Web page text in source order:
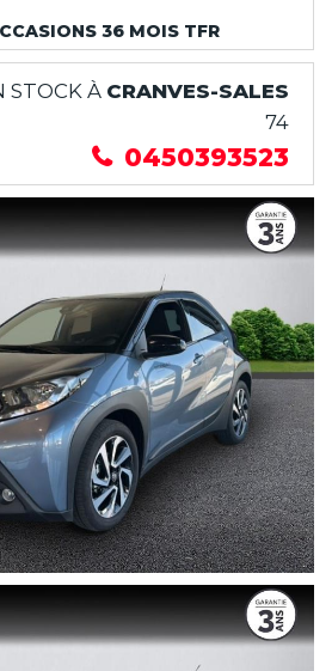
36 MOIS TFR
STOCK À CRANVES-SALES
74
0450393523